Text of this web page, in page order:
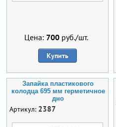
Цена: 700 руб./шт.
Купить
Запайка пластикового
колодца 695 мм герметичное
дно
Артикул: 2387